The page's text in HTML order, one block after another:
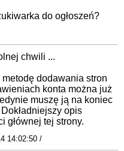
do ogłoszeń?
chwili ...
dodawania stron
konta można już
muszę ją na koniec
opis
głównej tej strony.
14:02:50 /